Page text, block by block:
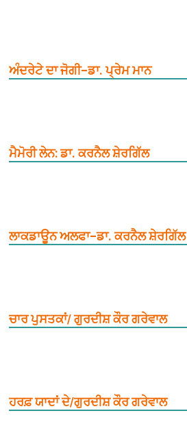
ਅੰਦਰੇਟੇ ਦਾ ਜੋਗੀ–ਡਾ. ਪ੍ਰੇਮ ਮਾਨ
ਮੈਮੋਰੀ ਲੇਨ: ਡਾ. ਕਰਨੈਲ ਸ਼ੇਰਗਿੱਲ
ਲਾਕਡਾਊਨ ਅਲਫਾ–ਡਾ. ਕਰਨੈਲ ਸ਼ੇਰਗਿੱਲ
ਚਾਰ ਪੁਸਤਕਾਂ/ ਗੁਰਦੀਸ਼ ਕੌਰ ਗਰੇਵਾਲ
ਹਰਫ਼ ਯਾਦਾਂ ਦੇ/ਗੁਰਦੀਸ਼ ਕੌਰ ਗਰੇਵਾਲ